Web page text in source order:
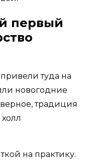
первый
туда на
новогодние
традиция
на практику.